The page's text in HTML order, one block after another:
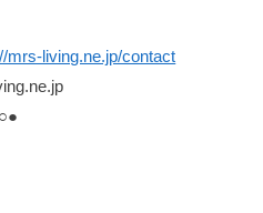
mrs-living.ne.jp/contact